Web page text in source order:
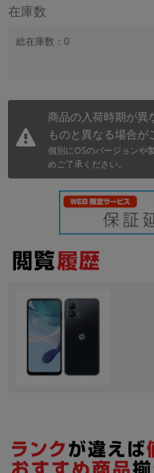
在庫数
総在庫数：0
商品の入荷時期が異
ものと異なる場合が
個別にOSのバージョンや
めご了承ください。
円 ～
各項目のチェックボックスは「or検索」と
ただし機能別のみ「and検索」となります。